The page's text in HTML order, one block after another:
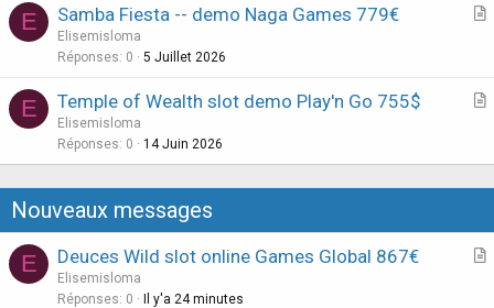
c
E
A
c
Samba Fiesta -- demo Naga Games 779€
Elisemisloma
Réponses 0 5 Juillet 2026
E
A
i
c
e
Temple of Wealth slot demo Play'n Go 755$
Elisemisloma
Réponses 0 14 Juin 2026
Nouveaux messages
E
A
Deuces Wild slot online Games Global 867€
Elisemisloma
Réponses 0 Il y'a 24 minutes